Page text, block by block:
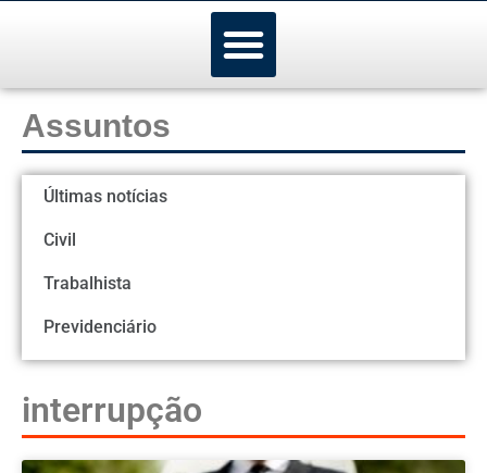
Assuntos
Últimas notícias
Civil
Trabalhista
Previdenciário
interrupção